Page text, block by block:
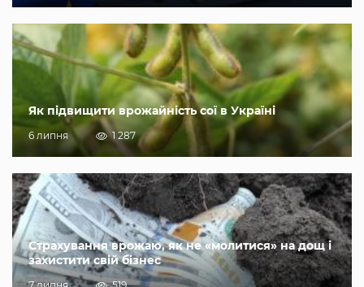
Як підвищити врожайність сої в Україні
6 липня 1 287
Страхування врожаю, як не «молитися» на дощ і
захистити свій бізнес